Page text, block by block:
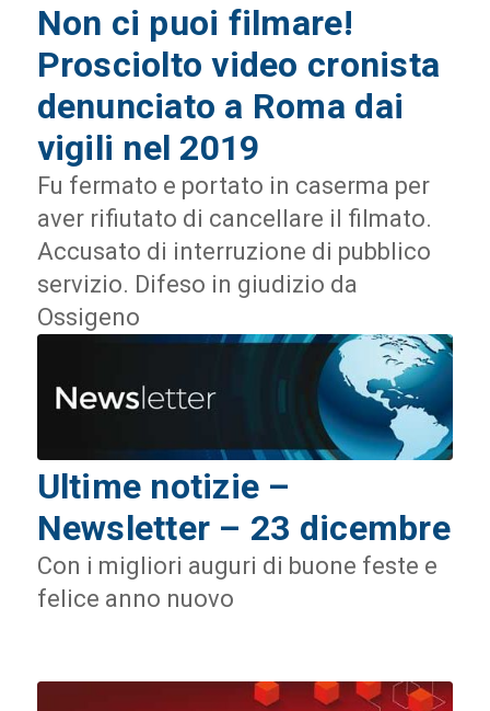
Non ci puoi filmare!
Prosciolto video cronista
denunciato a Roma dai
vigili nel 2019
Fu fermato e portato in caserma per
aver rifiutato di cancellare il filmato.
Accusato di interruzione di pubblico
servizio. Difeso in giudizio da
Ossigeno
Ultime notizie –
Newsletter – 23 dicembre
Con i migliori auguri di buone feste e
felice anno nuovo